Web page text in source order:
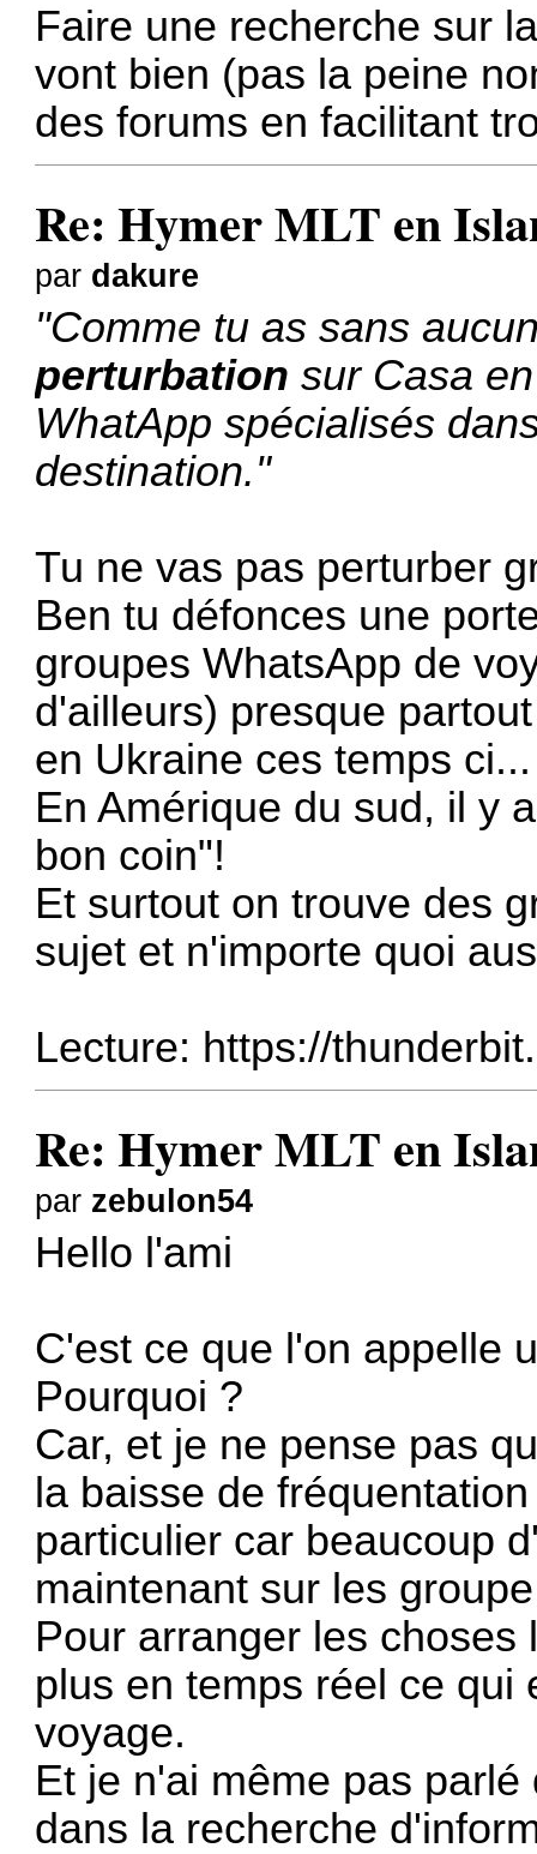
Faire une recherche sur
vont bien (pas la peine
des forums en facilitant
Re: Hymer MLT en
par dakure
"Comme tu as sans
perturbation sur Casa
WhatApp spécialisés
destination."
Tu ne vas pas perturber
Ben tu défonces une
groupes WhatsApp de
d'ailleurs) presque
en Ukraine ces temps
En Amérique du sud, il y
bon coin"!
Et surtout on trouve des
sujet et n'importe quoi
Lecture: https://
Re: Hymer MLT en
par zebulon54
Hello l'ami
C'est ce que l'on appelle
Pourquoi ?
Car, et je ne pense pas
la baisse de
particulier car beaucoup
maintenant sur les
Pour arranger les
plus en temps réel ce qui
voyage.
Et je n'ai même pas
dans la recherche